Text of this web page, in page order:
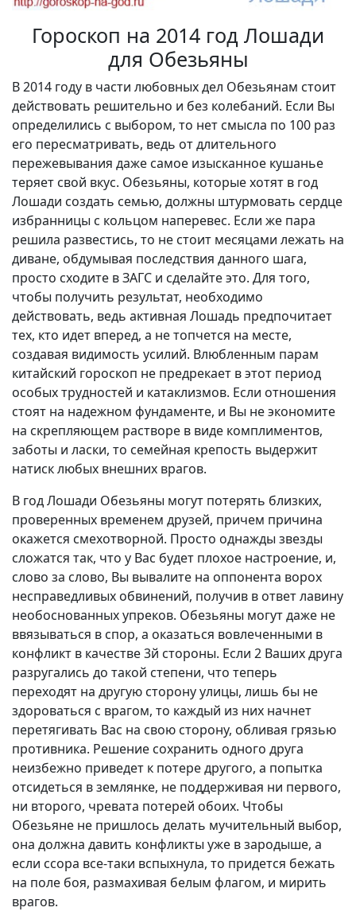
Гороскоп на 2014 год Лошади
для Обезьяны
В 2014 году в части любовных дел Обезьянам стоит
действовать решительно и без колебаний. Если Вы
определились с выбором, то нет смысла по 100 раз
его пересматривать, ведь от длительного
пережевывания даже самое изысканное кушанье
теряет свой вкус. Обезьяны, которые хотят в год
Лошади создать семью, должны штурмовать сердце
избранницы с кольцом наперевес. Если же пара
решила развестись, то не стоит месяцами лежать на
диване, обдумывая последствия данного шага,
просто сходите в ЗАГС и сделайте это. Для того,
чтобы получить результат, необходимо
действовать, ведь активная Лошадь предпочитает
тех, кто идет вперед, а не топчется на месте,
создавая видимость усилий. Влюбленным парам
китайский гороскоп не предрекает в этот период
особых трудностей и катаклизмов. Если отношения
стоят на надежном фундаменте, и Вы не экономите
на скрепляющем растворе в виде комплиментов,
заботы и ласки, то семейная крепость выдержит
натиск любых внешних врагов.
В год Лошади Обезьяны могут потерять близких,
проверенных временем друзей, причем причина
окажется смехотворной. Просто однажды звезды
сложатся так, что у Вас будет плохое настроение, и,
слово за слово, Вы вывалите на оппонента ворох
несправедливых обвинений, получив в ответ лавину
необоснованных упреков. Обезьяны могут даже не
ввязываться в спор, а оказаться вовлеченными в
конфликт в качестве 3й стороны. Если 2 Ваших друга
разругались до такой степени, что теперь
переходят на другую сторону улицы, лишь бы не
здороваться с врагом, то каждый из них начнет
перетягивать Вас на свою сторону, обливая грязью
противника. Решение сохранить одного друга
неизбежно приведет к потере другого, а попытка
отсидеться в землянке, не поддерживая ни первого,
ни второго, чревата потерей обоих. Чтобы
Обезьяне не пришлось делать мучительный выбор,
она должна давить конфликты уже в зародыше, а
если ссора все-таки вспыхнула, то придется бежать
на поле боя, размахивая белым флагом, и мирить
врагов.